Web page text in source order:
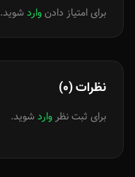
برای امتیاز دادنواردشوید.
نظرات (0)
برای ثبت نظر واردشوید.